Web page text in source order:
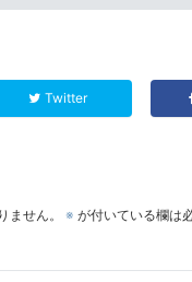
Twitter
ません。 ※ が付いている欄は